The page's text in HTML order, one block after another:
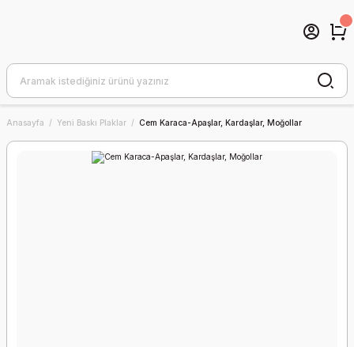
Anasayfa Yeni Baskı Plaklar Cem Karaca-Apaşlar, Kardaşlar, Moğollar